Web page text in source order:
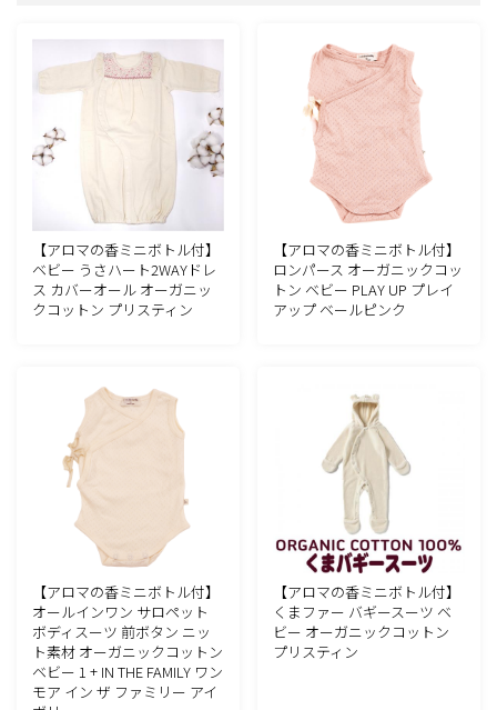
【アロマの香ミニボトル付】
ベビー うさハート2WAYドレ
ス カバーオール オーガニッ
クコットン プリスティン
【アロマの香ミニボトル付】
ロンパース オーガニックコッ
トン ベビー PLAY UP プレイ
アップ ベールピンク
【アロマの香ミニボトル付】
オールインワン サロペット
ボディスーツ 前ボタン ニッ
ト素材 オーガニックコットン
ベビー 1 + IN THE FAMILY ワン
モア イン ザ ファミリー アイ
【アロマの香ミニボトル付】
くまファー バギースーツ ベ
ビー オーガニックコットン
プリスティン